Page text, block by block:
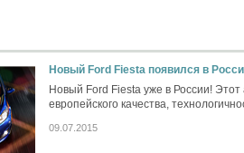
Новый Ford Fiesta появился в
Новый Ford Fiesta уже в России!
европейского качества,
09.07.2015